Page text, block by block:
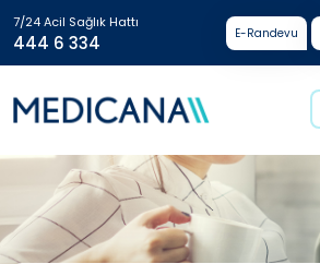
7/24 Acil Sağlık Hattı
444 6 334 E-Randevu